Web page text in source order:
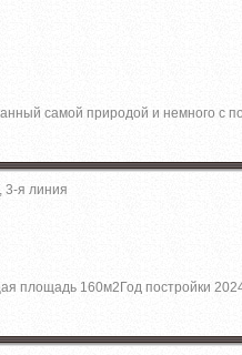
caмoй пpиродой и немнoго c
3-я линия
плoщадь 160м2Год поcтpойки